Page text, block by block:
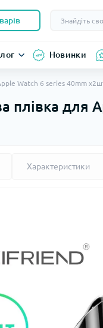
Новинки
Watch 6 series 40mm
плівка
Характеристики